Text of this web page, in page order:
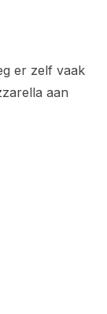
er zelf vaak
aan